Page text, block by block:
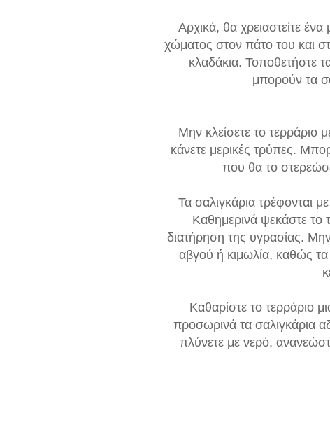
Αρχικά, θα χρειαστείτε
χώματος στον πάτο του και
κλαδάκια. Τοποθετήστε
μπορούν τα
Μην κλείσετε το τερράριο
κάνετε μερικές τρύπες.
που θα το
Τα σαλιγκάρια τρέφονται
Καθημερινά ψεκάστε το
διατήρηση της υγρασίας.
αβγού ή κιμωλία, καθώς τα
Καθαρίστε το τερράριο
προσωρινά τα σαλιγκάρια
πλύνετε με νερό,